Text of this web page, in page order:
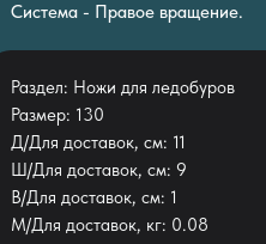
Система - Правое вращение.
Раздел: Ножи для ледобуров
Размер: 130
Д/Для доставок, см: 11
Ш/Для доставок, см: 9
В/Для доставок, см: 1
М/Для доставок, кг: 0.08